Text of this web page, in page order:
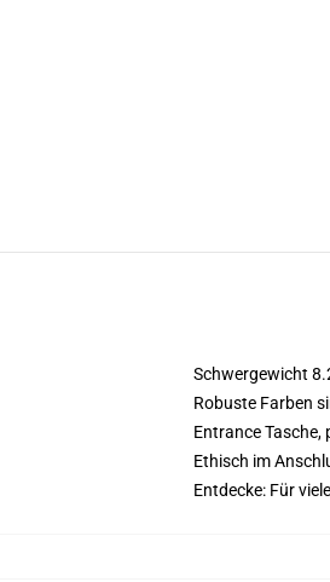
Schwergewicht
Robuste Farben
Entrance
Ethisch im
Entdecke: Für